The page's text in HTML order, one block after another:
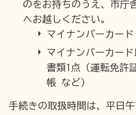
のをお持ちのうえ、市庁
へお越しください。
マイナンバーカード
マイナンバーカー
書類1点（運転免許
帳 など）
手続きの取扱時間は、平日